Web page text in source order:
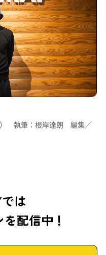
） 執筆：根岸達朗 編集／
は
配信中！